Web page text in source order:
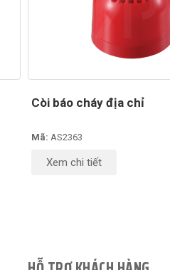
Còi báo cháy địa chỉ
Mã: AS2363
Xem chi tiết